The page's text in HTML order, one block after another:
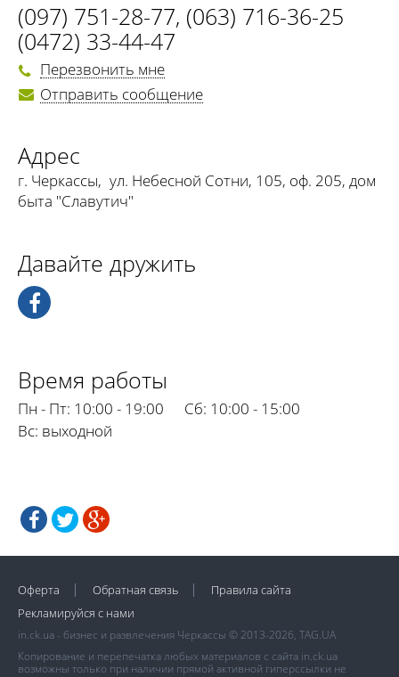
(097) 751-28-77, (063) 716-36-25
(0472) 33-44-47
Перезвонить мне
Отправить сообщение
Адрес
г. Черкассы, ул. Небесной Сотни, 105, оф. 205, дом
быта "Славутич"
Давайте дружить
Время работы
Пн - Пт: 10:00 - 19:00 Сб: 10:00 - 15:00
Вс: выходной
Оферта Обратная связь
Правила сайта
Рекламируйся с нами
in.ck.ua - бизнес и развлечения Черкассы © 2013-2026, TAG.UA
Копирование и перепечатка любых материалов с сайта in.ck.ua
возможны только при наличии прямой активной гиперссылки не